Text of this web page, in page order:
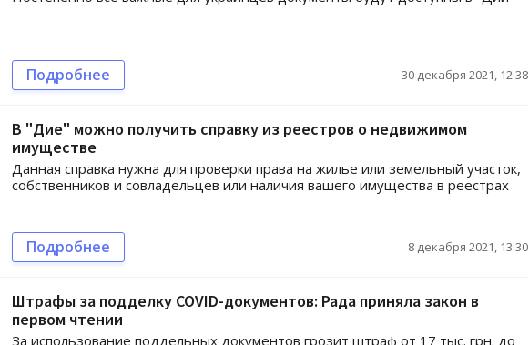
Подробнее 30 декабря 2021, 12:38
В "Дие" можно получить справку из реестров о недвижимом
имуществе
Данная справка нужна для проверки права на жилье или земельный участок,
собственников и совладельцев или наличия вашего имущества в реестрах
Подробнее 8 декабря 2021, 13:30
Штрафы за подделку COVID-документов: Рада приняла закон в
первом чтении
За использование поддельных документов грозит штраф от 17 тыс. грн. до